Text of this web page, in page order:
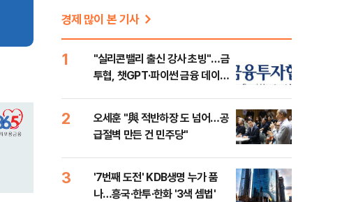
경제 많이 본 기사
1
"실리콘밸리 출신 강사 초빙"…금
투협, 챗GPT·파이썬 금융 데이터
2
오세훈 "與 적반하장 도 넘어…공
급절벽 만든 건 민주당"
3
'7번째 도전' KDB생명 누가 품
나…흥국·한투·한화 '3색 셈법'